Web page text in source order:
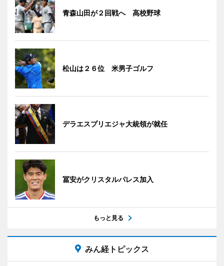
青森山田が２回戦へ 高校野球
松山は２６位 米男子ゴルフ
デラエスプリエジャ大統領が就任
冨安がクリスタルパレス加入
もっと見る
みん経トピックス